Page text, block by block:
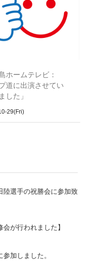
ームテレビ：
道に出演させてい
した」
29(Fri)
陸選手の祝勝会に参加致
が行われました】
加しました。